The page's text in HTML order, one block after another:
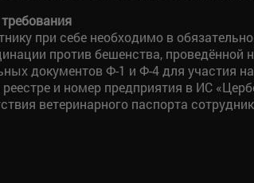
при себе необходимо в
против бешенства,
документов Ф-1 и Ф-4 для участия
и номер предприятия в ИС
ветеринарного паспорта